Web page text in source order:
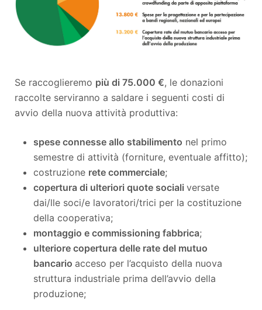
Se raccoglieremo più di 75.000 €, le donazioni
raccolte serviranno a saldare i seguenti costi di
avvio della nuova attività produttiva:
spese connesse allo stabilimento nel primo
semestre di attività (forniture, eventuale affitto);
costruzione rete commerciale;
copertura di ulteriori quote sociali versate
dai/lle soci/e lavoratori/trici per la costituzione
della cooperativa;
montaggio e commissioning fabbrica;
ulteriore copertura delle rate del mutuo
bancario acceso per l’acquisto della nuova
struttura industriale prima dell’avvio della
produzione;